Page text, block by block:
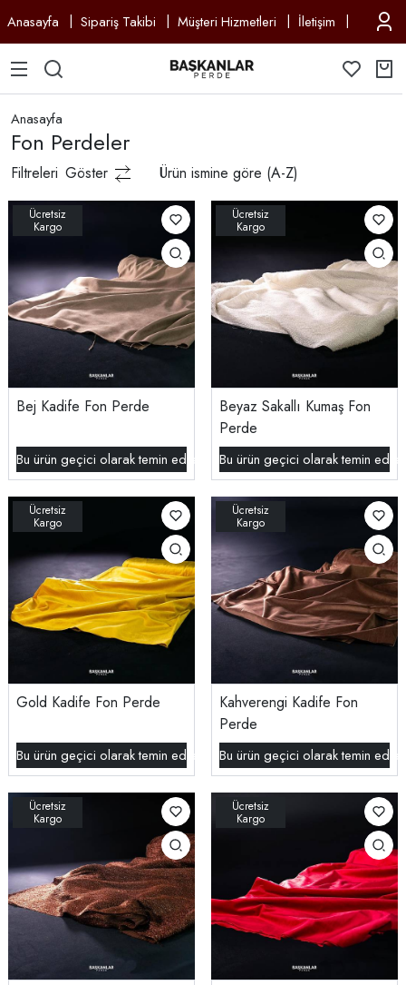
Anasayfa Sipariş Takibi Müşteri Hizmetleri İletişim
Anasayfa
Fon Perdeler
Filtreleri Göster Ürün ismine göre (A-Z)
Bej Kadife Fon Perde
Bu ürün geçici olarak temin edilememektedir.
Beyaz Sakallı Kumaş Fon
Perde
Bu ürün geçici olarak temin
Gold Kadife Fon Perde
Bu ürün geçici olarak temin edilememektedir.
Kahverengi Kadife Fon
Perde
Bu ürün geçici olarak temin